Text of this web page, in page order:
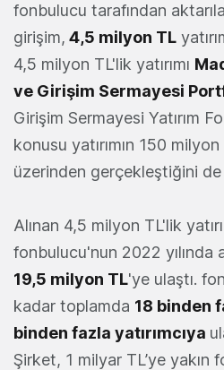
fonbulucu tarafından
girişim, 4,5 milyon TL
4,5 milyon TL'lik yatırımı
ve Girişim Sermayesi
Girişim Sermayesi Yatırım
konusu yatırımın 150
üzerinden gerçekleştiğini
Alınan 4,5 milyon TL'lik
fonbulucu'nun 2022 yılında
19,5 milyon TL'ye ulaştı.
kadar toplamda 18 binden
binden fazla yatırımcıya
Şirket, 1 milyar TL’ye yakın